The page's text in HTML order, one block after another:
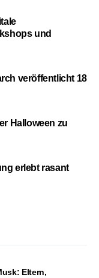
und
veröffentlicht 18
Halloween zu
erlebt rasant
Eltern,